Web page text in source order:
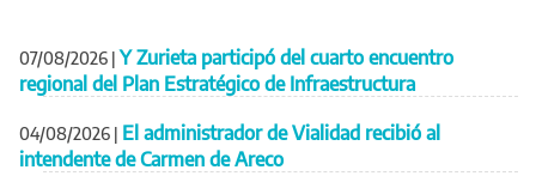
07/08/2026 | Y Zurieta participó del cuarto encuentro
regional del Plan Estratégico de Infraestructura
04/08/2026 | El administrador de Vialidad recibió al
intendente de Carmen de Areco